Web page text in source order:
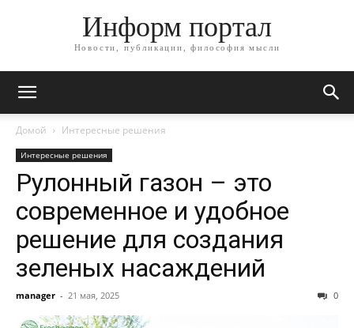
Информ портал
Новости, публикации, философия мысли
Домой Интересные решения
Интересные решения
Рулонный газон – это
современное и удобное
решение для создания
зеленых насаждений
manager - 21 мая, 2025 0